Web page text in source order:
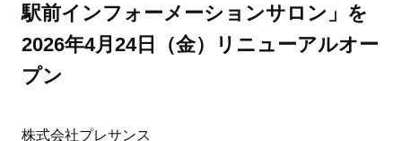
駅前インフォーメーションサロン」を
2026年4月24日（金）リニューアルオー
プン
株式会社プレサンス